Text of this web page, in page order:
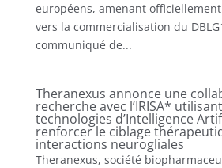
européens, amenant
vers la commercialisation du
communiqué de...
Theranexus annonce une
recherche avec l’IRISA*
technologies d’Intelligence
renforcer le ciblage
interactions neurogliales
Theranexus, société